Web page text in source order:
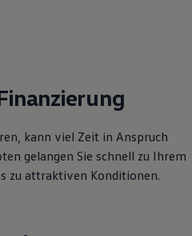
kann viel Zeit in Anspruch
gelangen Sie schnell zu Ihrem
zu attraktiven Konditionen.